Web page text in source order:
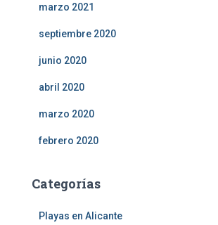
marzo 2021
septiembre 2020
junio 2020
abril 2020
marzo 2020
febrero 2020
Categorías
Playas en Alicante